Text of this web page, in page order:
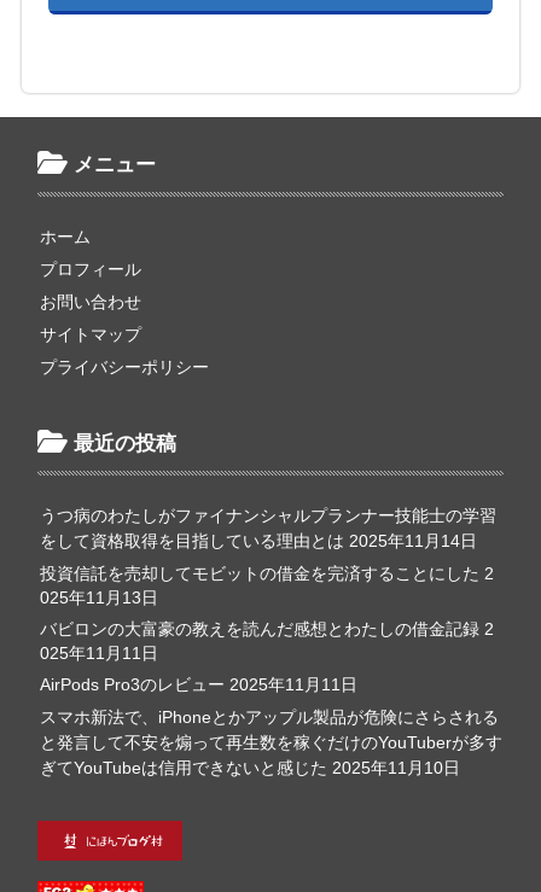
メニュー
ホーム
プロフィール
お問い合わせ
サイトマップ
プライバシーポリシー
最近の投稿
うつ病のわたしがファイナンシャルプランナー技能士の学習
をして資格取得を目指している理由とは 2025年11月14日
投資信託を売却してモビットの借金を完済することにした 2
025年11月13日
バビロンの大富豪の教えを読んだ感想とわたしの借金記録 2
025年11月11日
AirPods Pro3のレビュー 2025年11月11日
スマホ新法で、iPhoneとかアップル製品が危険にさらされる
と発言して不安を煽って再生数を稼ぐだけのYouTuberが多す
ぎてYouTubeは信用できないと感じた 2025年11月10日